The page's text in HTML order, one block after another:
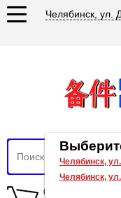
Челябинск, ул.
0 товаров
Челябинск,
Челябинск,